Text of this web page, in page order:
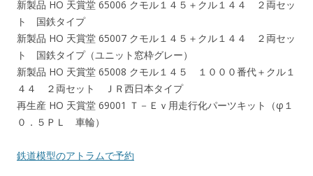
新製品 HO 天賞堂 65006 クモル１４５＋クル１４４ ２両セッ
ト 国鉄タイプ
新製品 HO 天賞堂 65007 クモル１４５＋クル１４４ ２両セッ
ト 国鉄タイプ（ユニット窓枠グレー）
新製品 HO 天賞堂 65008 クモル１４５ １０００番代＋クル１
４４ ２両セット ＪＲ西日本タイプ
再生産 HO 天賞堂 69001 Ｔ－Ｅｖ用走行化パーツキット（φ１
０．５ＰＬ 車輪）
鉄道模型のアトラムで予約